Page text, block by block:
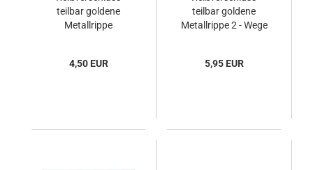
teilbar goldene
Metallrippe
4,50 EUR
teilbar goldene
Metallrippe 2 - Wege
5,95 EUR